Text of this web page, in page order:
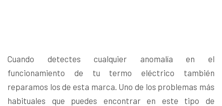
Cuando detectes cualquier anomalía en el
funcionamiento de tu termo eléctrico también
reparamos los de esta marca. Uno de los problemas más
habituales que puedes encontrar en este tipo de